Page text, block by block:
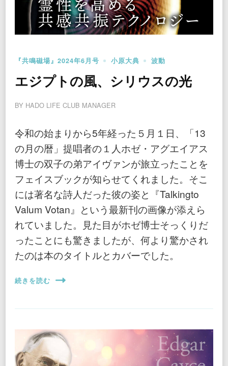
『共鳴磁場』2024年6月号 小原大典 波動
エジプトの風、シリウスの光
BY HADO LIFE CLUB MANAGER
令和の始まりから5年経った５月１日、「13
の月の暦」提唱者の１人ホゼ・アグエイアス
博士の双子の弟アイヴァンが旅立ったことを
フェイスブックが知らせてくれました。そこ
には著名な詩人だった彼の姿と『Talkingto
Valum Votan』という最新刊の画像が添えら
れていました。見た目がホゼ博士そっくりだ
ったことにも驚きましたが、何より驚かされ
たのは本のタイトルとカバーでした。
続きを読む